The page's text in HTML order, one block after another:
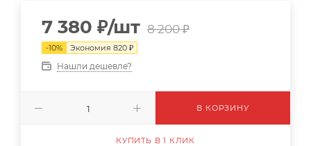
7 380 ₽/шт 8 200₽
-10% Экономия 820 ₽
Нашли дешевле?
В КОРЗИНУ
КУПИТЬ В 1 КЛИК